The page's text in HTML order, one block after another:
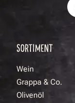
SORTIMENT
Wein
Grappa & Co.
Olivenöl